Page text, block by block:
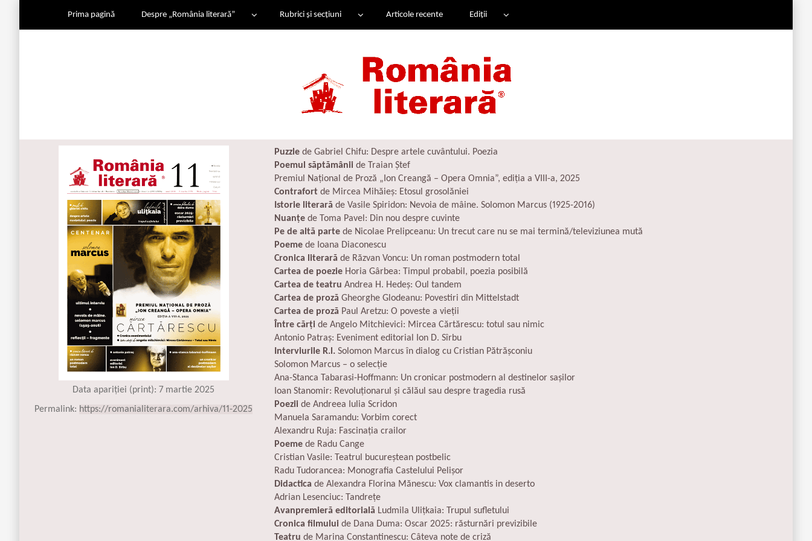
Prima pagină Despre „România literară” Rubrici și secțiuni Articole recente Ediții
Data apariției (print): 7 martie 2025
Permalink: https://romanialiterara.com/arhiva/11-2025
Puzzle de Gabriel Chifu: Despre artele cuvântului. Poezia
Poemul săptămâniide Traian Ștef
Premiul Național de Proză „Ion Creangă – Opera Omnia”, ediția a VIII-a, 2025
Contrafort de Mircea Mihăieș: Etosul grosolăniei
Istorie literară de Vasile Spiridon: Nevoia de mâine. Solomon Marcus (1925-2016)
Nuanțe de Toma Pavel: Din nou despre cuvinte
Pe de altă partede Nicolae Prelipceanu: Un trecut care nu se mai termină/televiziunea mută
Poemede Ioana Diaconescu
Cronica literară de Răzvan Voncu: Un roman postmodern total
Cartea de poezieHoria Gârbea:
Timpul probabil, poezia posibilă
Cartea de teatru Andrea H. Hedeș: Oul tandem
Cartea de proză Gheorghe Glodeanu: Povestiri din Mittelstadt
Cartea de proză Paul Aretzu: O poveste a vieții
Între cărțide Angelo Mitchievici: Mircea Cărtărescu: totul sau nimic
Antonio Patraș: Eveniment editorial Ion D. Sîrbu
Interviurile R.l. Solomon Marcus în dialog cu Cristian Pătrășconiu
Solomon Marcus – o selecție
Ana-Stanca Tabarasi-Hoffmann: Un cronicar postmodern al destinelor sașilor
Ioan Stanomir: Revoluţionarul şi călăul sau despre tragedia rusă
Poeziide Andreea Iulia Scridon
Manuela Saramandu: Vorbim corect
Alexandru Ruja: Fascinația crailor
Poemede Radu Cange
Cristian Vasile:
Teatrul bucureștean postbelic
Radu Tudorancea: Monografia Castelului Pelișor
Didactica de Alexandra Florina Mănescu: Vox clamantis in deserto
Adrian Lesenciuc:
Tandrețe
Avanpremieră editorială Ludmila Ulițkaia:
Trupul sufletului
Cronica filmuluide Dana Duma: Oscar 2025: răsturnări previzibile
Teatru de Marina Constantinescu: Câteva note de criză